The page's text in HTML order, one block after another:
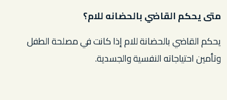
متى يحكم القاضي بالحضانه للام؟
يحكم القاضي بالحضانة للام إذا كانت في مصلحة الطفل
وتأمين احتياجاته النفسية والجسدية.